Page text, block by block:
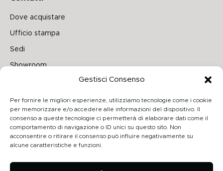
Gestisci Consenso
Per fornire le migliori esperienze, utilizziamo tecnologie come i cookie
per memorizzare e/o accedere alle informazioni del dispositivo. Il
consenso a queste tecnologie ci permetterà di elaborare dati come il
comportamento di navigazione o ID unici su questo sito. Non
acconsentire o ritirare il consenso può influire negativamente su
alcune caratteristiche e funzioni.
Dove acquistare
Ufficio stampa
Sedi
Showroom
Archiproducts
Privacy Policy